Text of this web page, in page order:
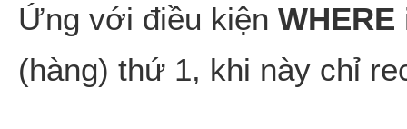
Ứng với điều kiện WHERE
(hàng) thứ 1, khi này chỉ